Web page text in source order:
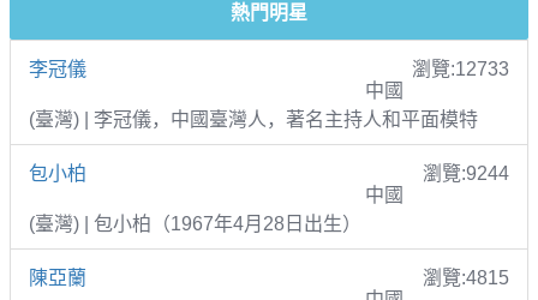
熱門明星
李冠儀
瀏覽:12733
中國
(臺灣) | 李冠儀，中國臺灣人，著名主持人和平面模特
包小柏
瀏覽:9244
中國
(臺灣) | 包小柏（1967年4月28日出生）
陳亞蘭
瀏覽:4815